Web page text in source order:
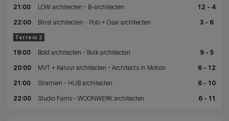
21:00
LOW architecten - B-architecten
12 - 4
22:00
Binst architecten - Polo + Osar architecten 3 - 6
Terrein 2
19:00 Bold architecten - Bulk architecten
9 - 5
20:00
MVT + Karuur architecten - Architects in Motion
6 - 12
21:00
Stramien - HUB architecten
6 - 10
22:00
Studio Farris - WOONWERK architecten 6 - 11